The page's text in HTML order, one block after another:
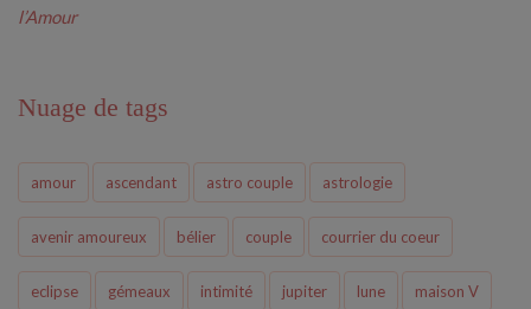
l’Amour
Nuage de tags
amour ascendant astro couple astrologie
avenir amoureux bélier couple courrier du coeur
eclipse gémeaux intimité jupiter lune maison V